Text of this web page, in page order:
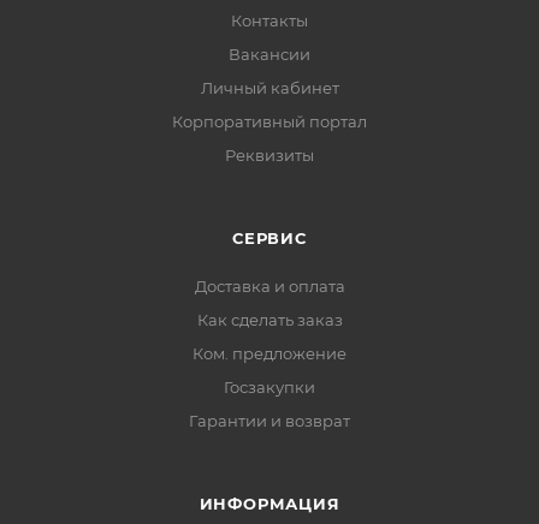
Контакты
Вакансии
Личный кабинет
Корпоративный портал
Реквизиты
СЕРВИС
Доставка и оплата
Как сделать заказ
Ком. предложение
Госзакупки
Гарантии и возврат
ИНФОРМАЦИЯ